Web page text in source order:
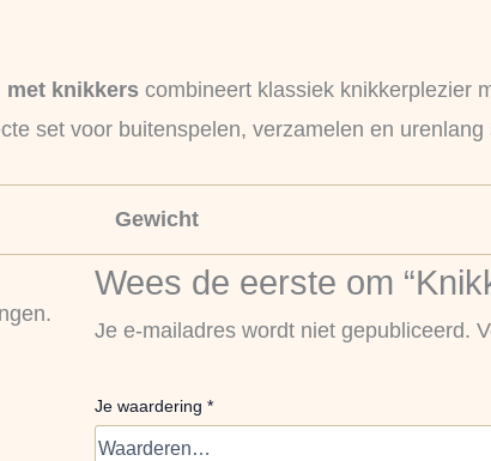
met knikkers combineert klassiek knikkerplezier
set voor buitenspelen, verzamelen en urenlang
Gewicht
Wees de eerste om
Je e-mailadres wordt niet gepubliceerd.
Je waardering *